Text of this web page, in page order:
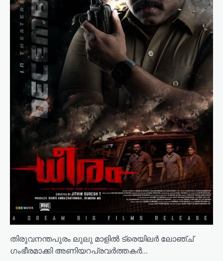
തിരുവനന്തപുരം ലുലു മാളിൽ ട്രെയിലർ ലോഞ്ച്
ഗംഭീരമാക്കി അണിയറപ്രവർത്തകർ…